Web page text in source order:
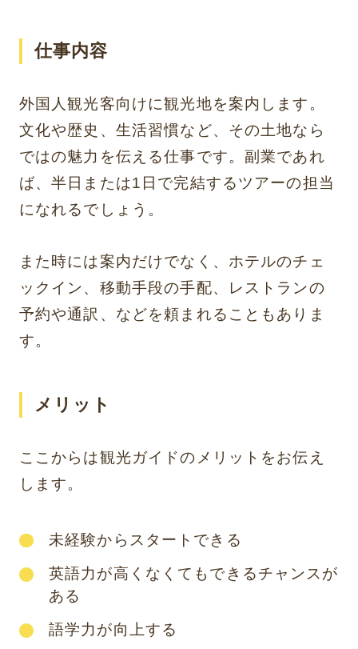
仕事内容
外国人観光客向けに観光地を案内します。
文化や歴史、生活習慣など、その土地なら
ではの魅力を伝える仕事です。副業であれ
ば、半日または1日で完結するツアーの担当
になれるでしょう。
また時には案内だけでなく、ホテルのチェ
ックイン、移動手段の手配、レストランの
予約や通訳、などを頼まれることもありま
す。
メリット
ここからは観光ガイドのメリットをお伝え
します。
未経験からスタートできる
英語力が高くなくてもできるチャンスが
ある
語学力が向上する